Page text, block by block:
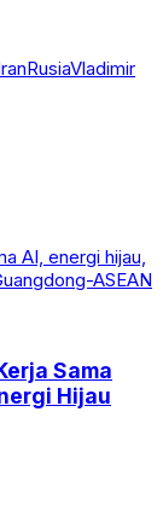
RusiaVladimir
Sama
Hijau